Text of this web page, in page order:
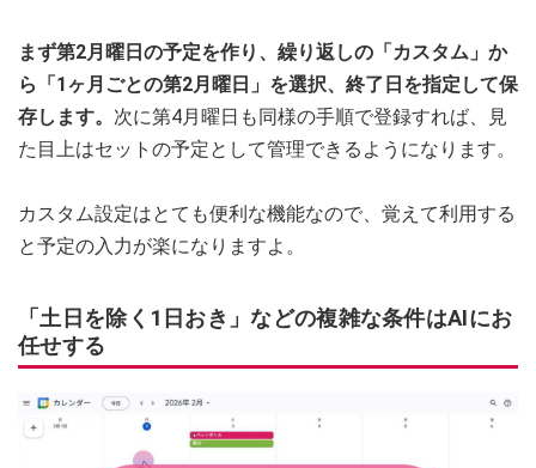
まず第2月曜日の予定を作り、繰り返しの「カスタム」か
ら「1ヶ月ごとの第2月曜日」を選択、終了日を指定して保
存します。 次に第4月曜日も同様の手順で登録すれば、見
た目上はセットの予定として管理できるようになります。
カスタム設定はとても便利な機能なので、覚えて利用する
と予定の入力が楽になりますよ。
「土日を除く1日おき」などの複雑な条件はAIにお
任せする